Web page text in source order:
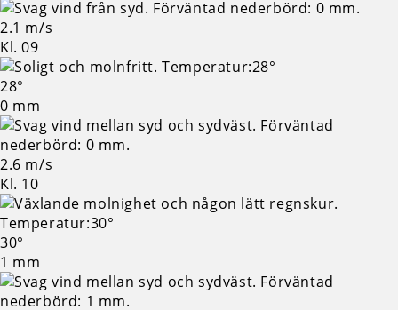
2.1 m/s
Kl. 09
28°
0 mm
2.6 m/s
Kl. 10
30°
1 mm